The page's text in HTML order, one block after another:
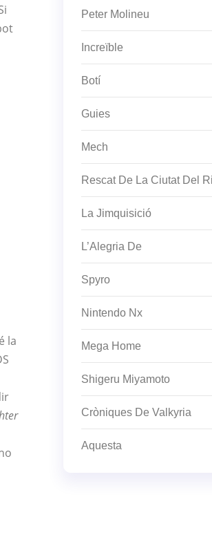
la
Peter Molineu
Increïble
Botí
Guies
Mech
Rescat De La Ciutat Del
La Jimquisició
L’Alegria De
Spyro
Nintendo Nx
Mega Home
Shigeru Miyamoto
Cròniques De Valkyria
Aquesta